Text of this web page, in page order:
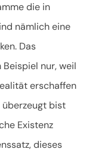
die in
nämlich eine
Das
nur, weil
erschaffen
überzeugt bist
Existenz
dieses